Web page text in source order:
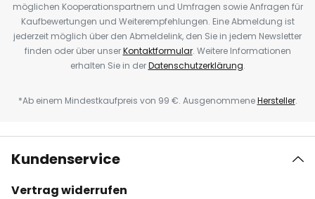
möglichen Kooperationspartnern und Umfragen sowie Anfragen für
Kaufbewertungen und Weiterempfehlungen. Eine Abmeldung ist
jederzeit möglich über den Abmeldelink, den Sie in jedem Newsletter
finden oder über unserKontaktformular. Weitere Informationen
erhalten Sie in derDatenschutzerklärung.
*Ab einem Mindestkaufpreis von 99 €. AusgenommeneHersteller.
Kundenservice
Vertrag widerrufen